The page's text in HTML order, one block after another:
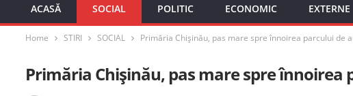
ACASĂ SOCIAL POLITIC ECONOMIC EXTERNE
Home STIRI SOCIAL Primăria Chișinău, pas mare spre înnoirea parcului de
Primăria Chișinău, pas mare spre înnoirea